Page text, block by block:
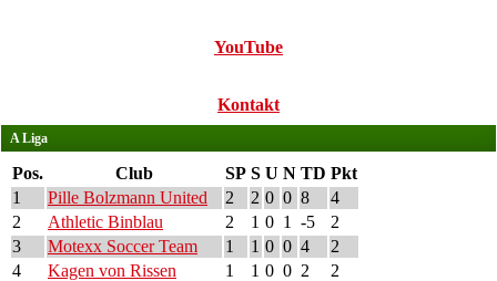
YouTube
Kontakt
A Liga
Pos. Club SP S U N TD Pkt
1
Pille Bolzmann United 2 2 0 0 8
4
2
Athletic Binblau 2 1 0 1 -5
2
3
Motexx Soccer Team 1 1 0 0 4
2
4
Kagen von Rissen 1 1 0 0 2
2